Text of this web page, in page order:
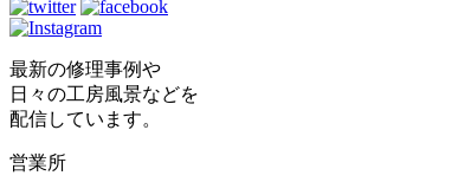
最新の修理事例や
日々の工房風景などを
配信しています。
営業所